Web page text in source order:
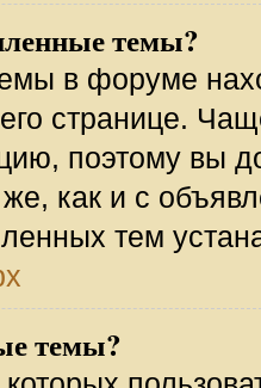
темы?
в форуме
странице.
поэтому вы
как и с
тем
темы?